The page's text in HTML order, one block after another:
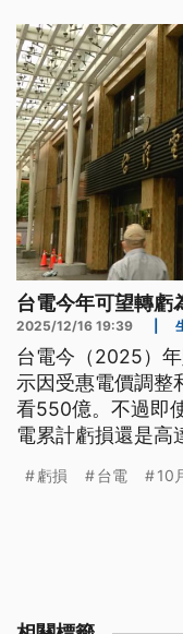
台電今年可望轉虧
2025/12/16 19:39
台電今（2025）
示因受惠電價調整
看550億。不過即
電累計虧損還是高
虧損 台電 10